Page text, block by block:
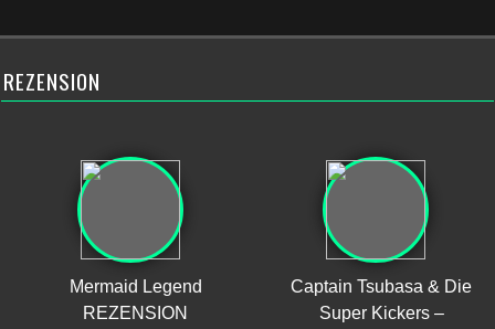
REZENSION
Mermaid Legend
REZENSION
Captain Tsubasa & Die
Super Kickers –